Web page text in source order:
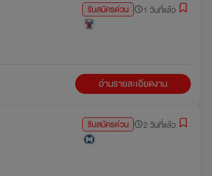
รับสมัครด่วน 1 วันที่แล้ว
อ่านรายละเอียดงาน
รับสมัครด่วน 2 วันที่แล้ว